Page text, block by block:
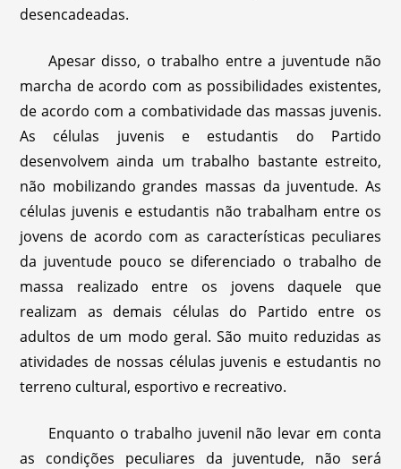
desencadeadas.
Apesar disso, o trabalho entre a juventude não
marcha de acordo com as possibilidades existentes,
de acordo com a combatividade das massas juvenis.
As células juvenis e estudantis do Partido
desenvolvem ainda um trabalho bastante estreito,
não mobilizando grandes massas da juventude. As
células juvenis e estudantis não trabalham entre os
jovens de acordo com as características peculiares
da juventude pouco se diferenciado o trabalho de
massa realizado entre os jovens daquele que
realizam as demais células do Partido entre os
adultos de um modo geral. São muito reduzidas as
atividades de nossas células juvenis e estudantis no
terreno cultural, esportivo e recreativo.
Enquanto o trabalho juvenil não levar em conta
as condições peculiares da juventude, não será